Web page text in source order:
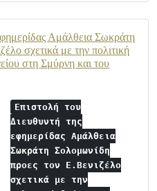
Αμάλθεια Σωκράτη
σχετικά με την πολιτική
στη Σμύρνη και του
Επιστολή του
Διευθυντή της
εφημερίδας Αμάλθεια
Σωκράτη Σολομωνίδη
προες τον Ε.Βενιζέλο
σχετικά με την